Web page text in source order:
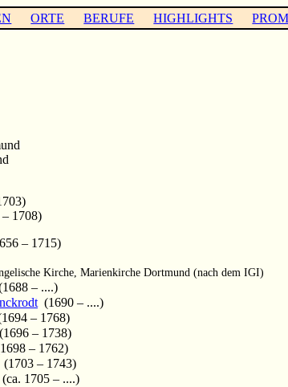
ORTE BERUFE HIGHLIGHTS
1708)
– 1715)
Kirche, Marienkirche Dortmund (nach dem IGI)
– ....)
(1690 – ....)
– 1768)
(1696 – 1738)
– 1762)
(1703 – 1743)
(ca. 1705 – ....)